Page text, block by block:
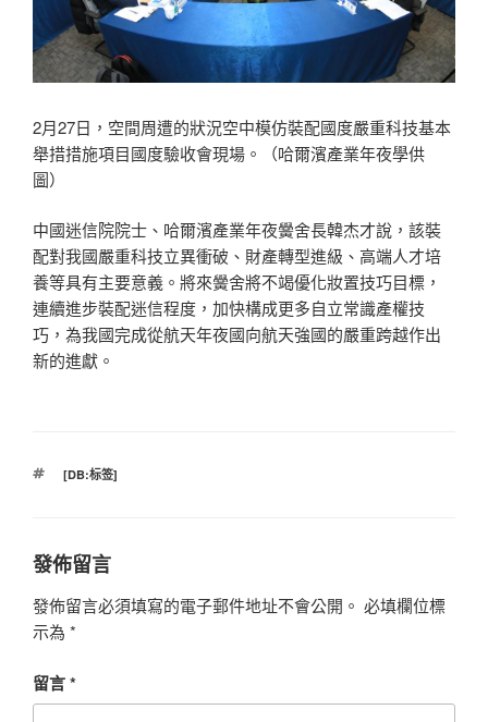
2月27日，空間周遭的狀況空中模仿裝配國度嚴重科技基本
舉措措施項目國度驗收會現場。（哈爾濱產業年夜學供
圖）
中國迷信院院士、哈爾濱產業年夜黌舍長韓杰才說，該裝
配對我國嚴重科技立異衝破、財產轉型進級、高端人才培
養等具有主要意義。將來黌舍將不竭優化妝置技巧目標，
連續進步裝配迷信程度，加快構成更多自立常識產權技
巧，為我國完成從航天年夜國向航天強國的嚴重跨越作出
新的進獻。
標
[DB:标签]
發佈留言
發佈留言必須填寫的電子郵件地址不會公開。 必填欄位標
示為 *
留言*